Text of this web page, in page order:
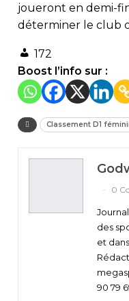
joueront en demi-
déterminer le club
172
Boost l’info sur :
Classement D1
0
des
et
90 79